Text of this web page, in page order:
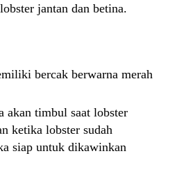
jantan dan betina.
bercak berwarna merah
akan timbul saat lobster
ketika lobster sudah
siap untuk dikawinkan